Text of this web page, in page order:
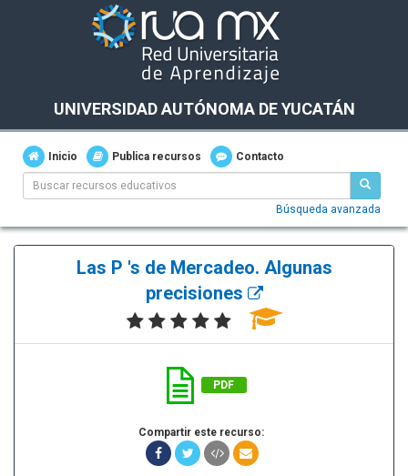
UNIVERSIDAD AUTÓNOMA DE YUCATÁN
Inicio Publica recursos Contacto
Búsqueda avanzada
Las P 's de Mercadeo. Algunas
precisiones
PDF
Compartir este recurso: